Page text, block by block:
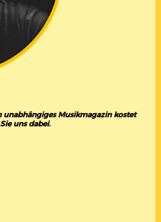
Musikmagazin kostet
uns dabei.